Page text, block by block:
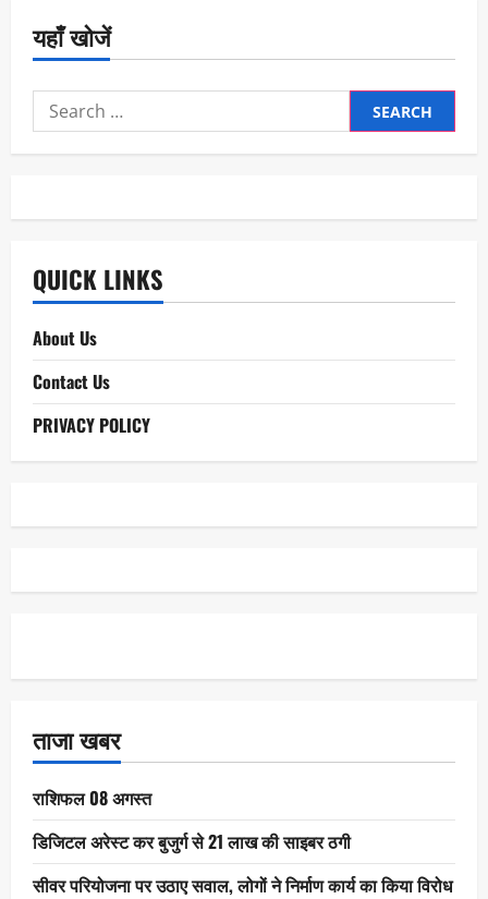
यहाँ खोजें
Search
for:
QUICK LINKS
About Us
Contact Us
PRIVACY POLICY
ताजा खबर
राशिफल 08 अगस्त
डिजिटल अरेस्ट कर बुजुर्ग से 21 लाख की साइबर ठगी
सीवर परियोजना पर उठाए सवाल, लोगों ने निर्माण कार्य का किया विरोध